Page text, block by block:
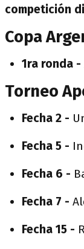
competición
Copa
1ra ronda -
Torneo
Fecha 2 -
Fecha 5 -
Fecha 6 -
Fecha 7 -
Fecha 15 -